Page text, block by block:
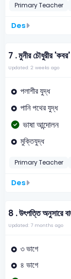
Primary Teacher
Des
7 .মুনীর চৌধুরীর 'কবর'
Updated: 2 weeks ago
পলাশীর যুদ্ধ
পানি পথের যুদ্ধ
ভাষা আন্দোলন
মুক্তিযুদ্ধ
Primary Teacher
Des
8 .উৎপত্তি অনুসারে
Updated: 7 months ago
৩ ভাগে
৪ ভাগে